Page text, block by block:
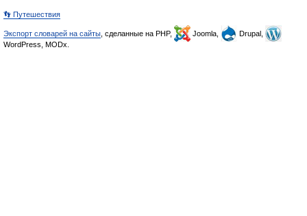
👣 Путешествия
Экспорт словарей на сайты , сделанные на PHP, Joomla,
Drupal,
WordPress, MODx.